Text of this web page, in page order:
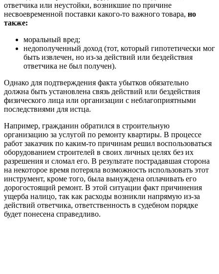
ответчика или неустойки, возникшие по причине
несвоевременной поставки какого-то важного товара, но
также:
моральный вред;
недополученный доход (тот, который гипотетически мог
быть извлечен, но из-за действий или бездействия
ответчика не был получен).
Однако для подтверждения факта убытков обязательно
должна быть установлена связь действий или бездействия
физического лица или организации с неблагоприятными
последствиями для истца.
Например, гражданин обратился в строительную
организацию за услугой по ремонту квартиры. В процессе
работ заказчик по каким-то причинам решил воспользоваться
оборудованием строителей в своих личных целях без их
разрешения и сломал его. В результате пострадавшая сторона
на некоторое время потеряла возможность использовать этот
инструмент, кроме того, была вынуждена оплачивать его
дорогостоящий ремонт. В этой ситуации факт причинения
ущерба налицо, так как расходы возникли напрямую из-за
действий ответчика, ответственность в судебном порядке
будет понесена справедливо.